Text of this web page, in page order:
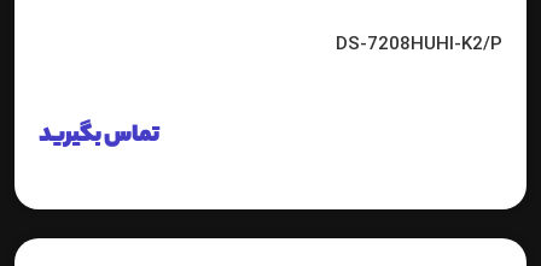
DS-7208HUHI-K2/P
تماس بگیرید